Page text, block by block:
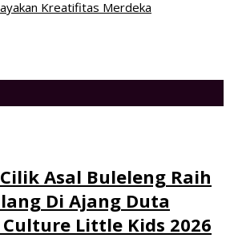
Kreatifitas Merdeka
Asal Buleleng Raih
Di Ajang Duta
Little Kids 2026